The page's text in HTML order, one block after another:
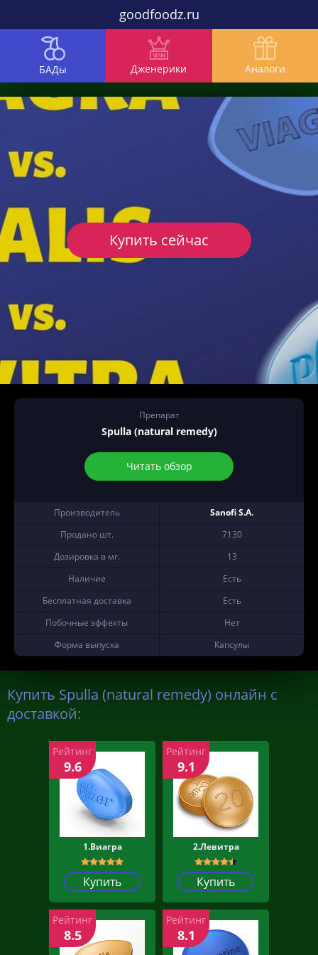
goodfoodz.ru
БАДы Дженерики Аналоги
Препарат
Spulla (natural remedy)
Читать обзор
Производитель
Sanofi S.A.
Продано шт.
7130
Дозировка в мг.
13
Наличие
Есть
Бесплатная доставка
Есть
Побочные эффекты
Нет
Форма выпуска
Капсулы
Купить сейчас
Купить Spulla (natural remedy) онлайн с
доставкой:
1.Виагра
Купить
Рейтинг
9.6
2.Левитра
Купить
Рейтинг
9.1
Рейтинг
8.5
Рейтинг
8.1